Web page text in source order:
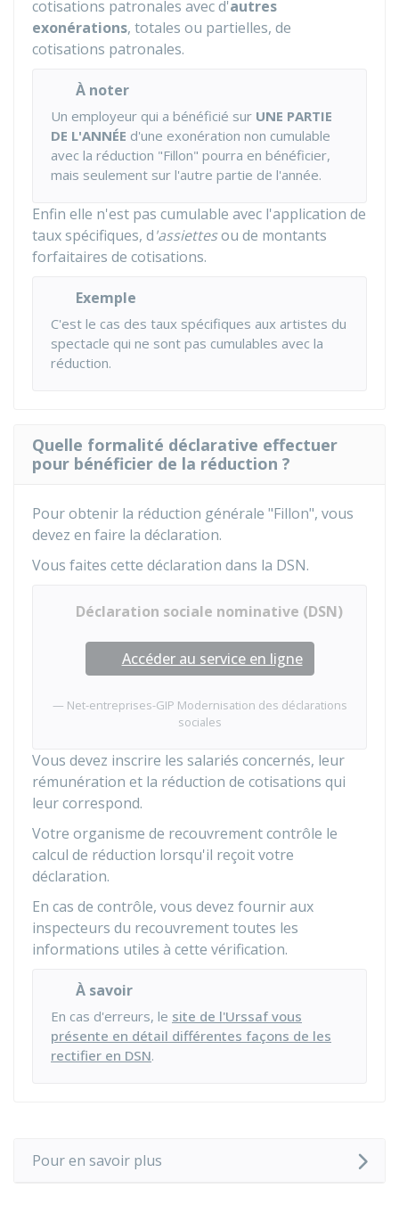
cotisations patronales avec d'autres
exonérations, totales ou partielles, de
cotisations patronales.
À noter
Un employeur qui a bénéficié sur UNE PARTIE
DE L'ANNÉE d'une exonération non cumulable
avec la réduction "Fillon" pourra en bénéficier,
mais seulement sur l'autre partie de l'année.
Enfin elle n'est pas cumulable avec l'application de
taux spécifiques, d'assiettesou de montants
forfaitaires de cotisations.
Exemple
C'est le cas des taux spécifiques aux artistes du
spectacle qui ne sont pas cumulables avec la
réduction.
Quelle formalité déclarative effectuer
pour bénéficier de la réduction ?
Pour obtenir la réduction générale "Fillon", vous
devez en faire la déclaration.
Vous faites cette déclaration dans la DSN.
Déclaration sociale nominative (DSN)
Accéder au service en ligne
Net-entreprises-GIP Modernisation des déclarations
sociales
Vous devez inscrire les salariés concernés, leur
rémunération et la réduction de cotisations qui
leur correspond.
Votre organisme de recouvrement contrôle le
calcul de réduction lorsqu'il reçoit votre
déclaration.
En cas de contrôle, vous devez fournir aux
inspecteurs du recouvrement toutes les
informations utiles à cette vérification.
À savoir
En cas d'erreurs, le site de l'Urssaf vous
présente en détail différentes façons de les
rectifier en DSN.
Pour en savoir plus